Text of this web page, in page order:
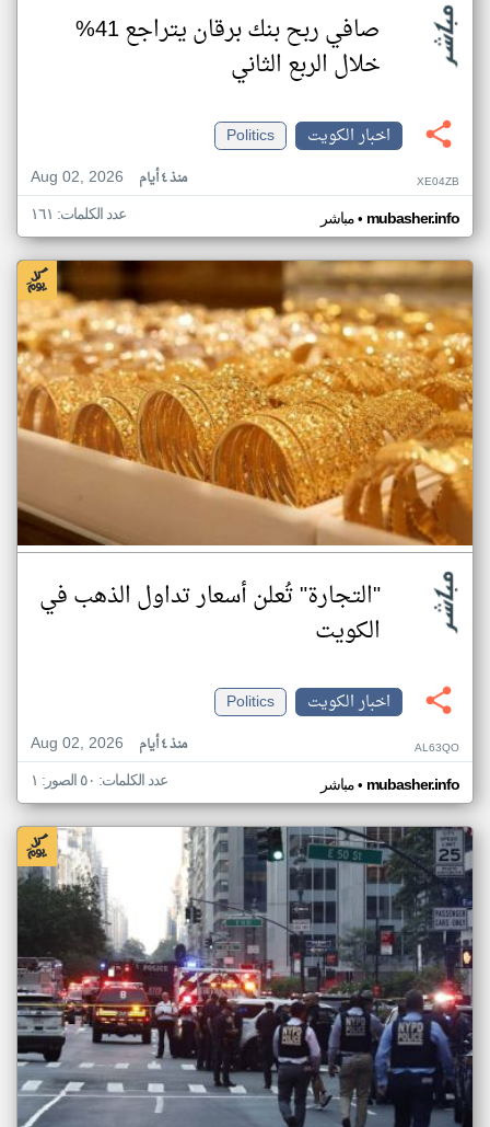
صافي ربح بنك برقان يتراجع 41%
خلال الربع الثاني
اخبار الكويت
Politics
Aug 02, 2026
منذ ٤ أيام XE04ZB
مباشر• mubasher.info عدد الكلمات: ١٦١
"التجارة" تُعلن أسعار تداول الذهب في
الكويت
اخبار الكويت
Politics
Aug 02, 2026
منذ ٤ أيام AL63QO
مباشر• mubasher.info عدد الكلمات: ٥٠ الصور: ١